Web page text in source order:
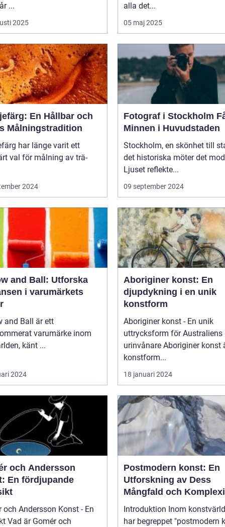
...
2025
alla det...
05 maj 2025
En Hållbar och
Målningstradition
har länge varit ett
val för målning av trä-
2024
Fotograf i Stockholm Fånga
Minnen i Huvudstaden
Stockholm, en skönhet till
det historiska möter det
Ljuset reflekte...
09 september 2024
and Ball: Utforska
i varumärkets
and Ball är ett
varumärke inom
känt ...
2024
Aboriginer konst: En
djupdykning i en unik
konstform
Aboriginer konst - En unik
uttrycksform för Australiens
urinvånare Aboriginer konst är en
konstform...
18 januari 2024
och Andersson
En fördjupande
och Andersson Konst - En
och
Postmodern konst: En
Utforskning av Dess
Mångfald och
Introduktion Inom konstvärlden
har begreppet "postmodern